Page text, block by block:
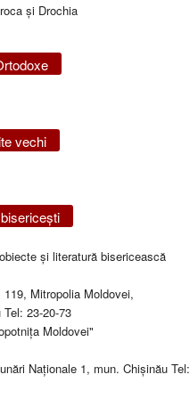
și Drochia
vechi
şi literatură bisericească
Mitropolia Moldovei,
23-20-73
Moldovei"
Naţionale 1, mun. Chişinău Tel: